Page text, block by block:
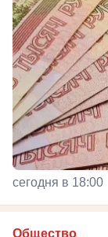
сегодня в 18:00
Общество